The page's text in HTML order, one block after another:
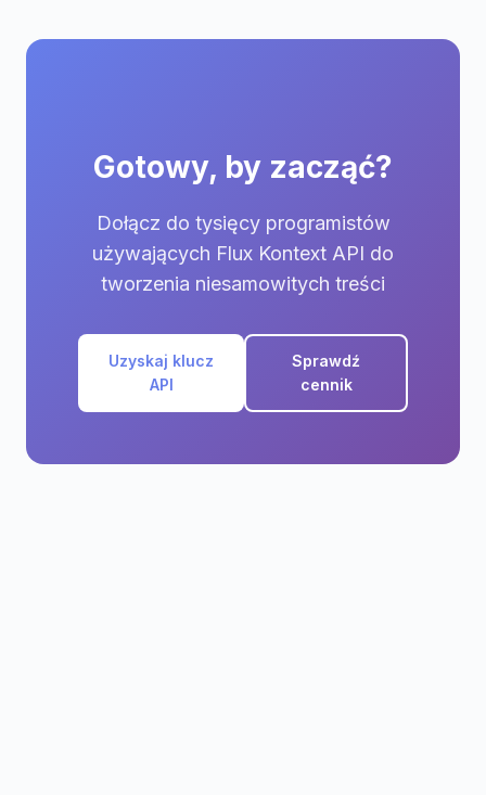
Gotowy, by zacząć?
Dołącz do tysięcy programistów
używających Flux Kontext API do
tworzenia niesamowitych treści
Uzyskaj klucz
API
Sprawdź
cennik